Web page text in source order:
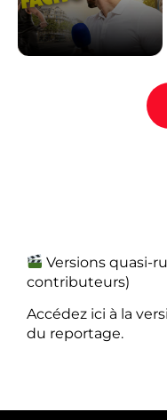
Versions quasi-
contributeurs)
Accédez ici à la
du reportage.